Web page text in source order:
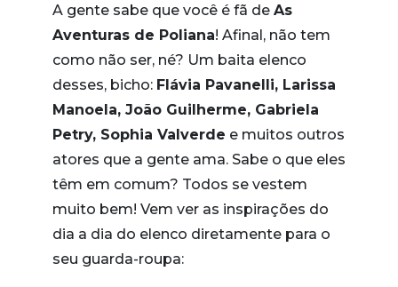
A gente sabe que você é fã de As
Aventuras de Poliana! Afinal, não tem
como não ser, né? Um baita elenco
desses, bicho: Flávia Pavanelli, Larissa
Manoela, João Guilherme, Gabriela
Petry, Sophia Valverde e muitos outros
atores que a gente ama. Sabe o que eles
têm em comum? Todos se vestem
muito bem! Vem ver as inspirações do
dia a dia do elenco diretamente para o
seu guarda-roupa: